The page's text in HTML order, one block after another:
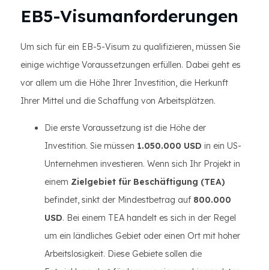
EB5-Visumanforderungen
Um sich für ein EB-5-Visum zu qualifizieren, müssen Sie
einige wichtige Voraussetzungen erfüllen. Dabei geht es
vor allem um die Höhe Ihrer Investition, die Herkunft
Ihrer Mittel und die Schaffung von Arbeitsplätzen.
Die erste Voraussetzung ist die Höhe der
Investition. Sie müssen 1.050.000 USD in ein US-
Unternehmen investieren. Wenn sich Ihr Projekt in
einem Zielgebiet für Beschäftigung (TEA)
befindet, sinkt der Mindestbetrag auf 800.000
USD. Bei einem TEA handelt es sich in der Regel
um ein ländliches Gebiet oder einen Ort mit hoher
Arbeitslosigkeit. Diese Gebiete sollen die